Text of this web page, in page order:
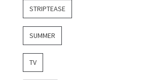
STRIPTEASE
SUMMER
TV